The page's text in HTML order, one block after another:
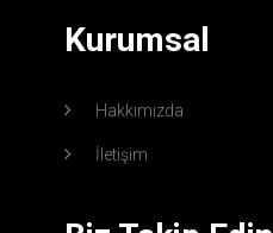
Kurumsal
Hakkımızda
İletişim